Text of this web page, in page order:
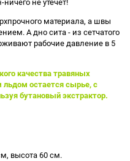
материала, а швы
А дно сита - из сетчатого
рабочие давление в 5
качества травяных
льдом остается сырье, с
бутановый экстрактор.
высота 60 см.